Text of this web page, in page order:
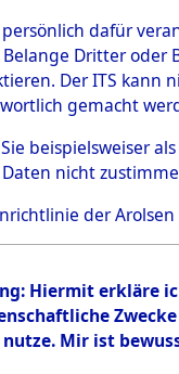
Branch -
dafür
Dritter
Der ITS
gemacht
beispielsweiser
nicht
der Arolsen
Hiermit erkläre
Mir ist